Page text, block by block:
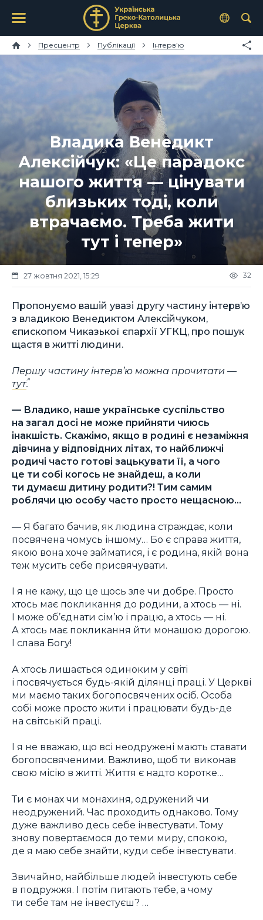
Пресцентр Публікації Інтерв’ю
Владика Венедикт
Алексійчук: «Це парадокс
нашого життя — цінувати
близьких тоді, коли
втрачаємо. Треба жити
тут і тепер»
27 жовтня 2021, 15:29 32
Пропонуємо вашій увазі другу частину інтерв’ю
з владикою Венедиктом Алексійчуком,
єпископом Чиказької єпархії УГКЦ, про пошук
щастя в житті людини.
Першу частину інтерв’ю можна прочитати —
тут.
— Владико, наше українське суспільство
на загал досі не може прийняти чиюсь
інакшість. Скажімо, якщо в родині є незаміжня
дівчина у відповідних літах, то найближчі
родичі часто готові зацькувати її, а чого
це ти собі когось не знайдеш, а коли
ти думаєш дитину родити?! Тим самим
роблячи цю особу часто просто нещасною…
— Я багато бачив, як людина страждає, коли
посвячена чомусь іншому… Бо є справа життя,
якою вона хоче займатися, і є родина, якій вона
теж мусить себе присвячувати.
І я не кажу, що це щось зле чи добре. Просто
хтось має покликання до родини, а хтось — ні.
І може об’єднати сім’ю і працю, а хтось — ні.
А хтось має покликання йти монашою дорогою.
І слава Богу!
А хтось лишається одиноким у світі
і посвячується будь-якій ділянці праці. У Церкві
ми маємо таких богопосвячених осіб. Особа
собі може просто жити і працювати будь-де
на світській праці.
І я не вважаю, що всі неодружені мають ставати
богопосвяченими. Важливо, щоб ти виконав
свою місію в житті. Життя є надто коротке…
Ти є монах чи монахиня, одружений чи
неодружений. Час проходить однаково. Тому
дуже важливо десь себе інвестувати. Тому
знову повертаємося до теми миру, спокою,
де я маю себе знайти, куди себе інвестувати.
Звичайно, найбільше людей інвестують себе
в подружжя. І потім питають тебе, а чому
ти себе там не інвестуєш? …